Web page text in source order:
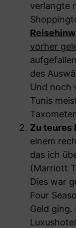
verlangte
vorher
des
Und noch
Tunis
Zu teures
einem
das ich
(Marriott
Dies war
Four
Geld ging.